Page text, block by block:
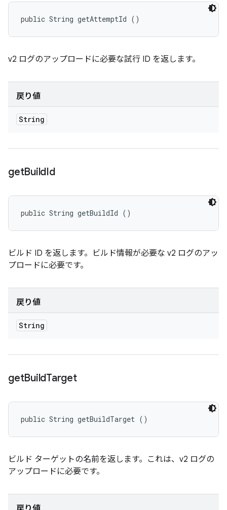
public String getAttemptId ()
v2 ログのアップロードに必要な試行 ID を返します。
戻り値
String
getBuildId
public String getBuildId ()
ビルド ID を返します。ビルド情報が必要な v2 ログのアッ
プロードに必要です。
戻り値
String
getBuildTarget
public String getBuildTarget ()
ビルド ターゲットの名前を返します。これは、v2 ログの
アップロードに必要です。